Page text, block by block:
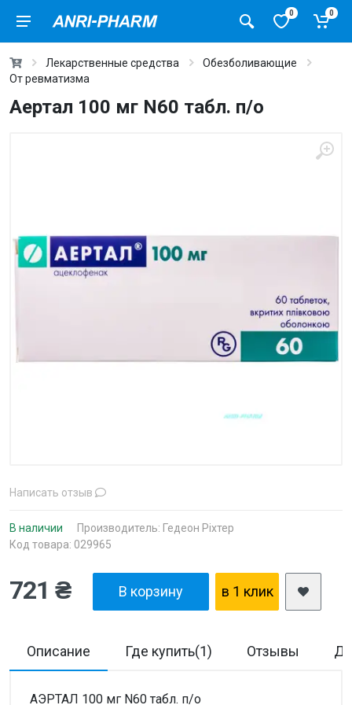
0 0
Лекарственные средства
Обезболивающие
От ревматизма
Аертал 100 мг N60 табл. п/о
Написать отзыв
В наличии Производитель: Гедеон Ріхтер
Код товара: 029965
721 ₴ В корзину в 1 клик
Описание Где купить(1) Отзывы
АЭРТАЛ 100 мг N60 табл. п/о